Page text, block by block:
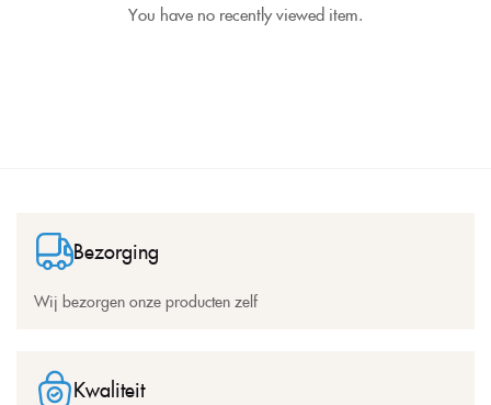
You have no recently viewed item.
Bezorging
Wij bezorgen onze producten zelf
Kwaliteit